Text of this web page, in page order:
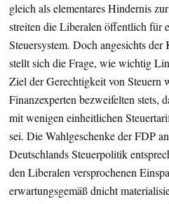
gleich als elementares Hindernis
streiten die Liberalen öffentlich für
Steuersystem. Doch angesichts
stellt sich die Frage, wie wichtig
Ziel der Gerechtigkeit von Steuern
Finanzexperten bezweifelten stets,
mit wenigen einheitlichen
sei. Die Wahlgeschenke der FDP
Deutschlands Steuerpolitik
den Liberalen versprochenen
erwartungsgemäß dnicht